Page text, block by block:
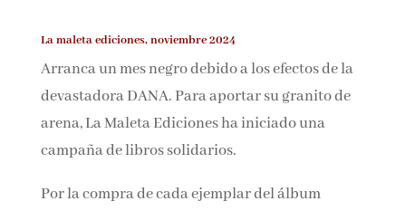
La maleta ediciones, noviembre 2024
Arranca un mes negro debido a los efectos de la
devastadora DANA. Para aportar su granito de
arena, La Maleta Ediciones ha iniciado una
campaña de libros solidarios.
Por la compra de cada ejemplar del álbum